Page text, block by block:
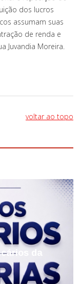
dos lucros
assumam suas
de renda e
Juvandia Moreira.
voltar ao topo
da